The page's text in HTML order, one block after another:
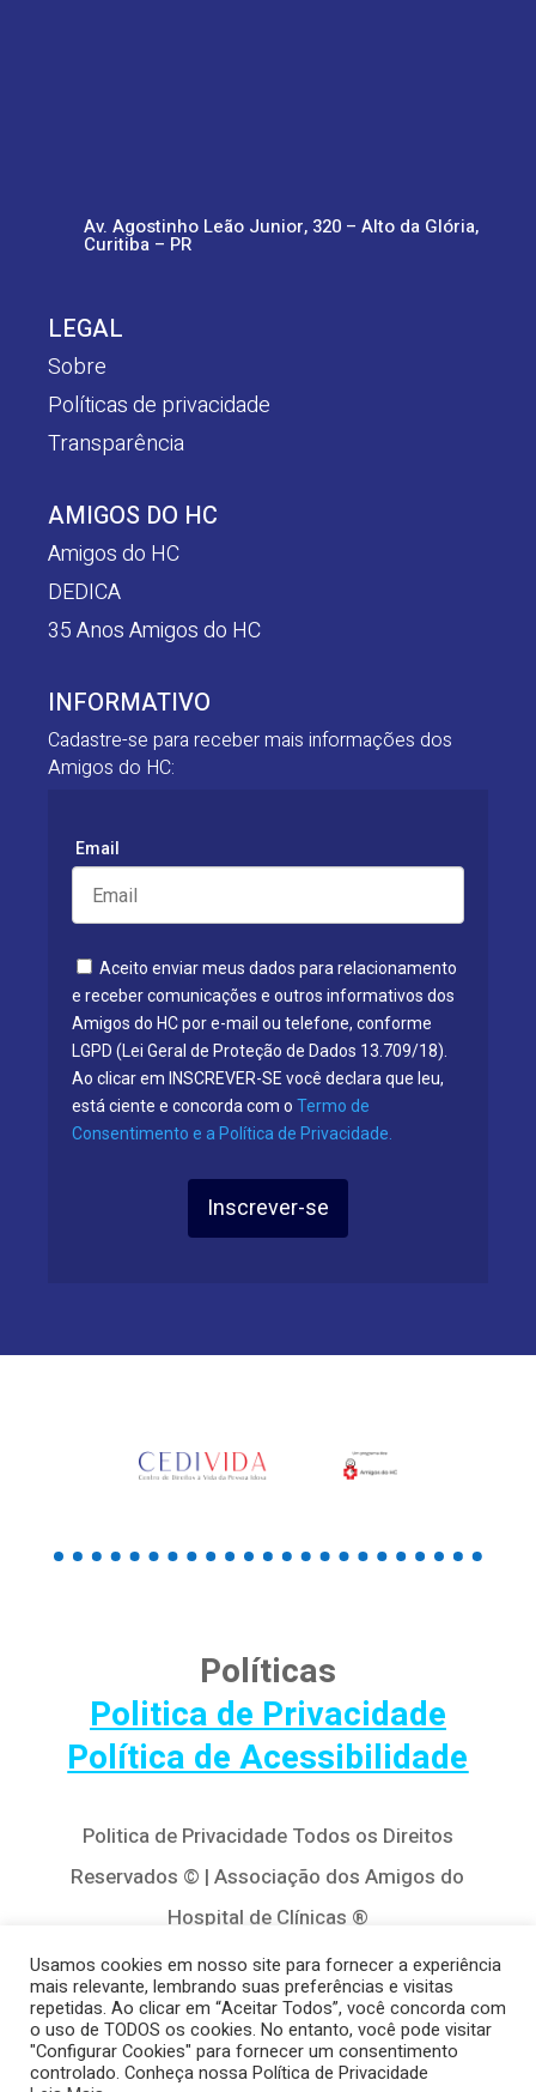
Av. Agostinho Leão Junior, 320 – Alto da Glória,
Curitiba – PR
LEGAL
Sobre
Políticas de privacidade
Transparência
AMIGOS DO HC
Amigos do HC
DEDICA
35 Anos Amigos do HC
INFORMATIVO
Cadastre-se para receber mais informações dos
Amigos do HC:
Email
Aceito enviar meus dados para relacionamento
e receber comunicações e outros informativos dos
Amigos do HC por e-mail ou telefone, conforme
LGPD (Lei Geral de Proteção de Dados 13.709/18).
Ao clicar em INSCREVER-SE você declara que leu,
está ciente e concorda com o Termo de
Consentimento e a Política de Privacidade.
Inscrever-se
Políticas
Politica de Privacidade
Política de Acessibilidade
Politica de Privacidade Todos os Direitos
Reservados © | Associação dos Amigos do
Hospital de Clínicas ®
Av. Agostinho Leão Jr, 320 – Alto da Glória,
80030-110, Curitiba / PR
(41) 3122-8650 | contato@cedivida.org.br
CNPJ: 79.698.643/0001-00
Usamos cookies em nosso site para fornecer a experiência
mais relevante, lembrando suas preferências e visitas
repetidas. Ao clicar em “Aceitar Todos”, você concorda com
o uso de TODOS os cookies. No entanto, você pode visitar
"Configurar Cookies" para fornecer um consentimento
controlado. Conheça nossa Política de Privacidade